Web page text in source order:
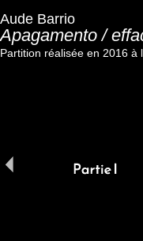
Aude Barrio
Apagamento /
Partition réalisée en 2016 à